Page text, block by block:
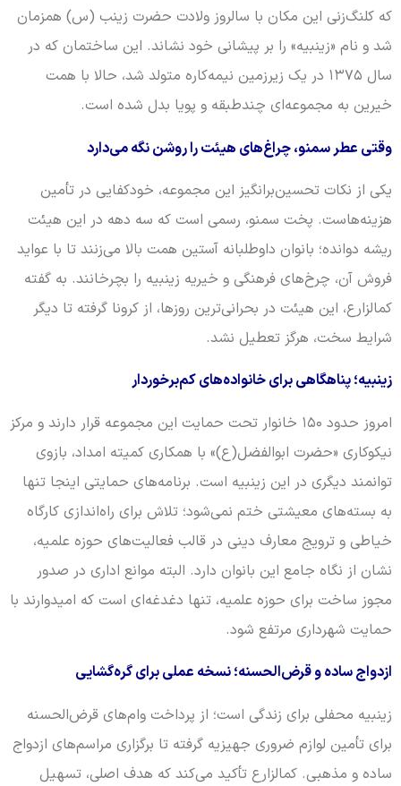
که کلنگ‌زنی این مکان با سالروز ولادت حضرت زینب (س) همزمان
شد و نام «زینبیه» را بر پیشانی خود نشاند. این ساختمان که در
سال ۱۳۷۵ در یک زیرزمین نیمه‌کاره متولد شد، حالا با همت
خیرین به مجموعه‌ای چندطبقه و پویا بدل شده است.
وقتی عطر سمنو، چراغ‌های هیئت را روشن نگه می‌دارد
یکی از نکات تحسین‌برانگیز این مجموعه، خودکفایی در تأمین
هزینه‌هاست. پخت سمنو، رسمی است که سه دهه در این هیئت
ریشه دوانده؛ بانوان داوطلبانه آستین همت بالا می‌زنند تا با عواید
فروش آن، چرخ‌های فرهنگی و خیریه زینبیه را بچرخانند. به گفته
کمالزارع، این هیئت در بحرانی‌ترین روزها، از کرونا گرفته تا دیگر
شرایط سخت، هرگز تعطیل نشد.
زینبیه؛ پناهگاهی برای خانواده‌های کم‌برخوردار
امروز حدود ۱۵۰ خانوار تحت حمایت این مجموعه قرار دارند و مرکز
نیکوکاری «حضرت ابوالفضل(ع)» با همکاری کمیته امداد، بازوی
توانمند دیگری در این زینبیه است. برنامه‌های حمایتی اینجا تنها
به بسته‌های معیشتی ختم نمی‌شود؛ تلاش برای راه‌اندازی کارگاه
خیاطی و ترویج معارف دینی در قالب فعالیت‌های حوزه علمیه،
نشان از نگاه جامع این بانوان دارد. البته موانع اداری در صدور
مجوز ساخت برای حوزه علمیه، تنها دغدغه‌ای است که امیدوارند با
حمایت شهرداری مرتفع شود.
ازدواج ساده و قرض‌الحسنه؛ نسخه عملی برای گره‌گشایی
زینبیه محفلی برای زندگی است؛ از پرداخت وام‌های قرض‌الحسنه
برای تأمین لوازم ضروری جهیزیه گرفته تا برگزاری مراسم‌های ازدواج
ساده و مذهبی. کمالزارع تأکید می‌کند که هدف اصلی، تسهیل